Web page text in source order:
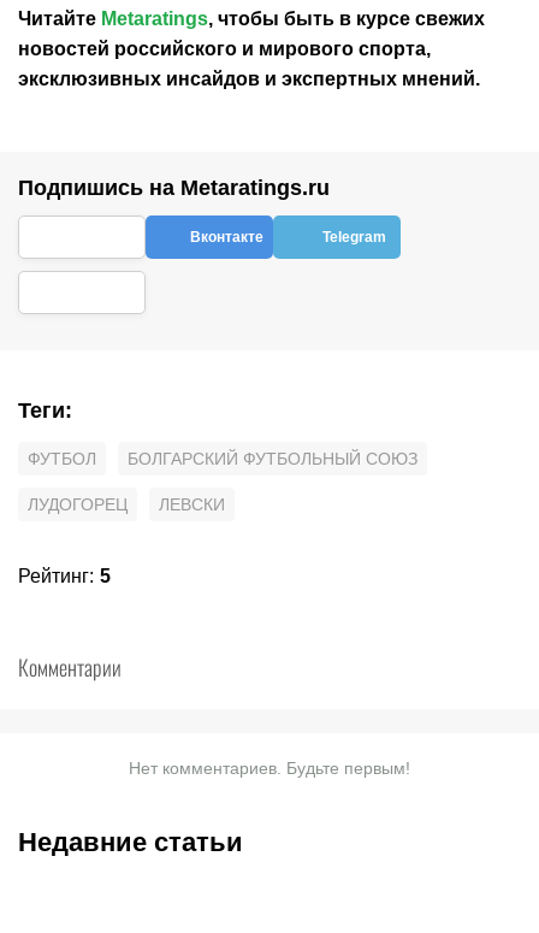
Читайте Metaratings, чтобы быть в курсе свежих
новостей российского и мирового спорта,
эксклюзивных инсайдов и экспертных мнений.
Подпишись на Metaratings.ru
Вконтакте Telegram
Теги:
ФУТБОЛ БОЛГАРСКИЙ ФУТБОЛЬНЫЙ СОЮЗ
ЛУДОГОРЕЦ ЛЕВСКИ
Рейтинг: 5
Комментарии
Нет комментариев. Будьте первым!
Недавние статьи